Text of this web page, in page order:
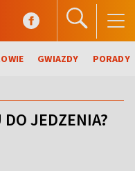
GWIAZDY PORADY
DO JEDZENIA?